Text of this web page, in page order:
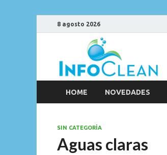
8 agosto 2026
HOME NOVEDADES
SIN CATEGORÍA
Aguas claras